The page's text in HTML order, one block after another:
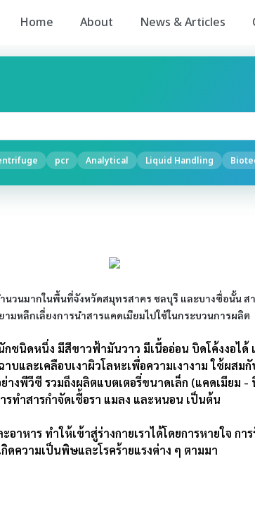
Home About News & Articles
pcr Analytical Liquid Handling
นวนมากในพื้นที่จังหวัดสมุทรสาคร ชลบุรี และบางซื่อนั้น
หลีกเลี่ยงการนำสารแคดเมียมไปใช้ในกระบวนการผลิต
กชนิดหนึ่ง มีสีขาวฟ้ามันวาว มีเนื้ออ่อน บิดโค้งงอได้
บและเคลือบเงาผิวโลหะเพื่อความเงางาม ใช้ผส
งพีวีซี รวมถึงผลิตแบตเตอรี่ขนาดเล็ก (แคดเมียม
ทำสารกำจัดเชื้อรา แมลง และหนอน เป็นต้น
าหาร ทำให้เข้าสู่ร่างกายเราได้โดยการหายใจ ก
ดความเป็นพิษและโรคร้ายแรงต่าง ๆ ตามมา